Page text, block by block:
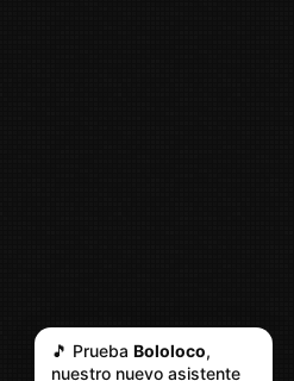
🎵 Prueba Bololoco,
nuestro nuevo asistente